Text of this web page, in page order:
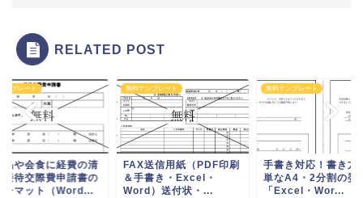
RELATED POST
ンプレート
品や会食に経費の清
接待交際費申請書の
ーマット（Word...
無料テンプレート
FAX送信用紙（PDF印刷
＆手書き・Excel・
Word）送付状・...
無料テンプレート
手書き対応！書き方
単なA4・2分割の委
「Excel・Wor...